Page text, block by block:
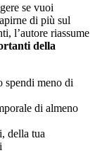
se vuoi
di più sul
l’autore riassume
della
spendi meno di
di almeno
della tua